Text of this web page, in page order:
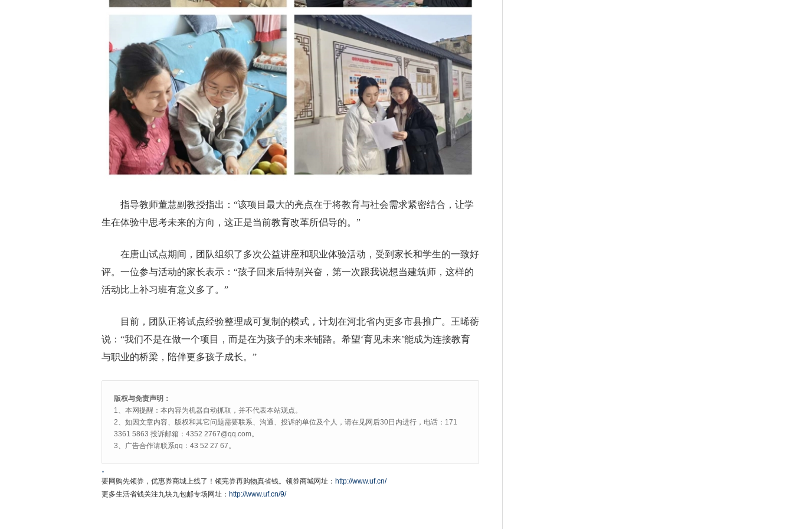
指导教师董慧副教授指出：“该项目最大的亮点在于将教育与社会需求紧密结合，让学
生在体验中思考未来的方向，这正是当前教育改革所倡导的。”
在唐山试点期间，团队组织了多次公益讲座和职业体验活动，受到家长和学生的一致好
评。一位参与活动的家长表示：“孩子回来后特别兴奋，第一次跟我说想当建筑师，这样的
活动比上补习班有意义多了。”
目前，团队正将试点经验整理成可复制的模式，计划在河北省内更多市县推广。王晞蘅
说：“我们不是在做一个项目，而是在为孩子的未来铺路。希望‘育见未来’能成为连接教育
与职业的桥梁，陪伴更多孩子成长。”
版权与免责声明：
1、本网提醒：本内容为机器自动抓取，并不代表本站观点。
2、如因文章内容、版权和其它问题需要联系、沟通、投诉的单位及个人，请在见网后30日内进行，电话：171
3361 5863 投诉邮箱：4352 2767@qq.com。
3、广告合作请联系qq：43 52 27 67。
。
要网购先领券，优惠券商城上线了！领完券再购物真省钱。领券商城网址： http://www.uf.cn/
更多生活省钱关注九块九包邮专场网址： http://www.uf.cn/9/